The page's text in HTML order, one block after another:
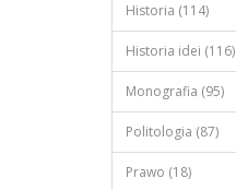
Historia (114)
Historia idei (116)
Monografia (95)
Politologia (87)
Prawo (18)